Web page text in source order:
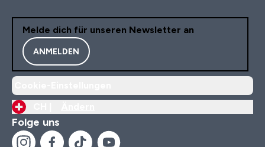
Melde dich für unseren Newsletter an
ANMELDEN
Folge uns